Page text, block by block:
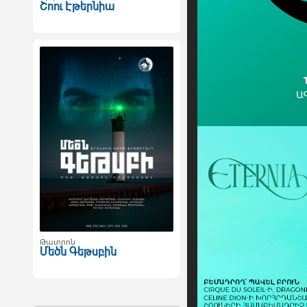
Շոու Էթերնիա
Թատրոն
Մեծն Գեթսբին